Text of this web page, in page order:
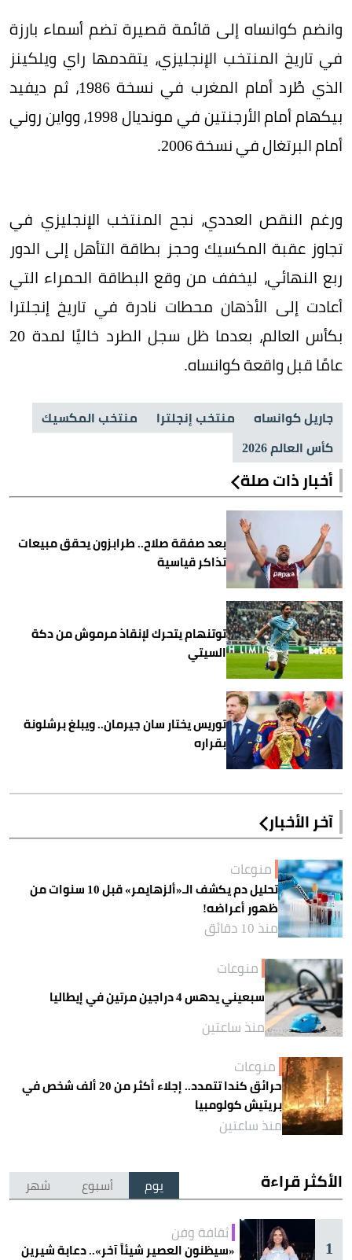
وانضم كوانساه إلى قائمة قصيرة تضم أسماء بارزة
في تاريخ المنتخب الإنجليزي، يتقدمها راي ويلكينز
الذي طُرد أمام المغرب في نسخة 1986، ثم ديفيد
بيكهام أمام الأرجنتين في مونديال 1998، وواين روني
أمام البرتغال في نسخة 2006.
ورغم النقص العددي، نجح المنتخب الإنجليزي في
تجاوز عقبة المكسيك وحجز بطاقة التأهل إلى الدور
ربع النهائي، ليخفف من وقع البطاقة الحمراء التي
أعادت إلى الأذهان محطات نادرة في تاريخ إنجلترا
بكأس العالم، بعدما ظل سجل الطرد خاليًا لمدة 20
عامًا قبل واقعة كوانساه.
جاريل كوانساه منتخب إنجلترا
منتخب المكسيك
كأس العالم 2026
أخبار ذات صلة
بعد صفقة صلاح.. طرابزون يحقق مبيعات
تذاكر قياسية
توتنهام يتحرك لإنقاذ مرموش من دكة
السيتي
توريس يختار سان جيرمان.. ويبلغ برشلونة
بقراره
آخر الأخبار
منوعات
تحليل دم يكشف الـ«ألزهايمر» قبل 10 سنوات من
ظهور أعراضه!
منذ 10 دقائق
منوعات
سبعيني يدهس 4 دراجين مرتين في إيطاليا
منذ ساعتين
منوعات
حرائق كندا تتمدد.. إجلاء أكثر من 20 ألف شخص في
بريتيش كولومبيا
منذ ساعتين
الأكثر قراءة يوم أسبوع شهر
1
ثقافة وفن
«سيظنون العصير شيئاً آخر».. دعابة شيرين